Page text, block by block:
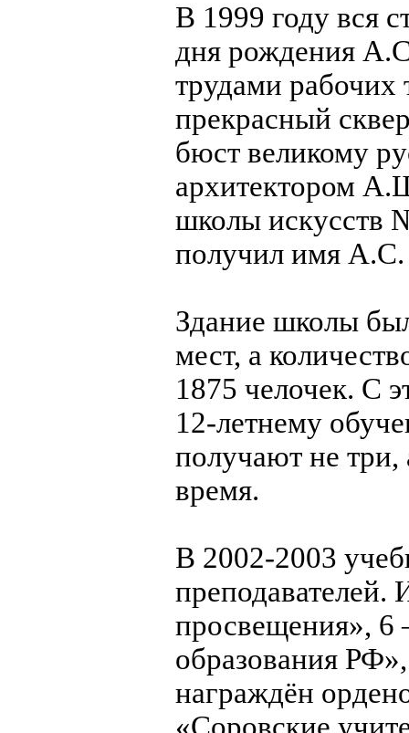
В 1999 году вся
дня рождения
трудами рабочих
прекрасный
бюст великому
архитектором
школы искусств
получил имя
Здание школы
мест, а
1875 челочек. С
12-летнему
получают не три,
время.
В 2002-2003
просвещения»,
образования
награждён